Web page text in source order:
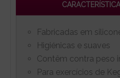
Fabricadas em
Higiénicas e suaves
Contêm contra peso
Para exercícios de